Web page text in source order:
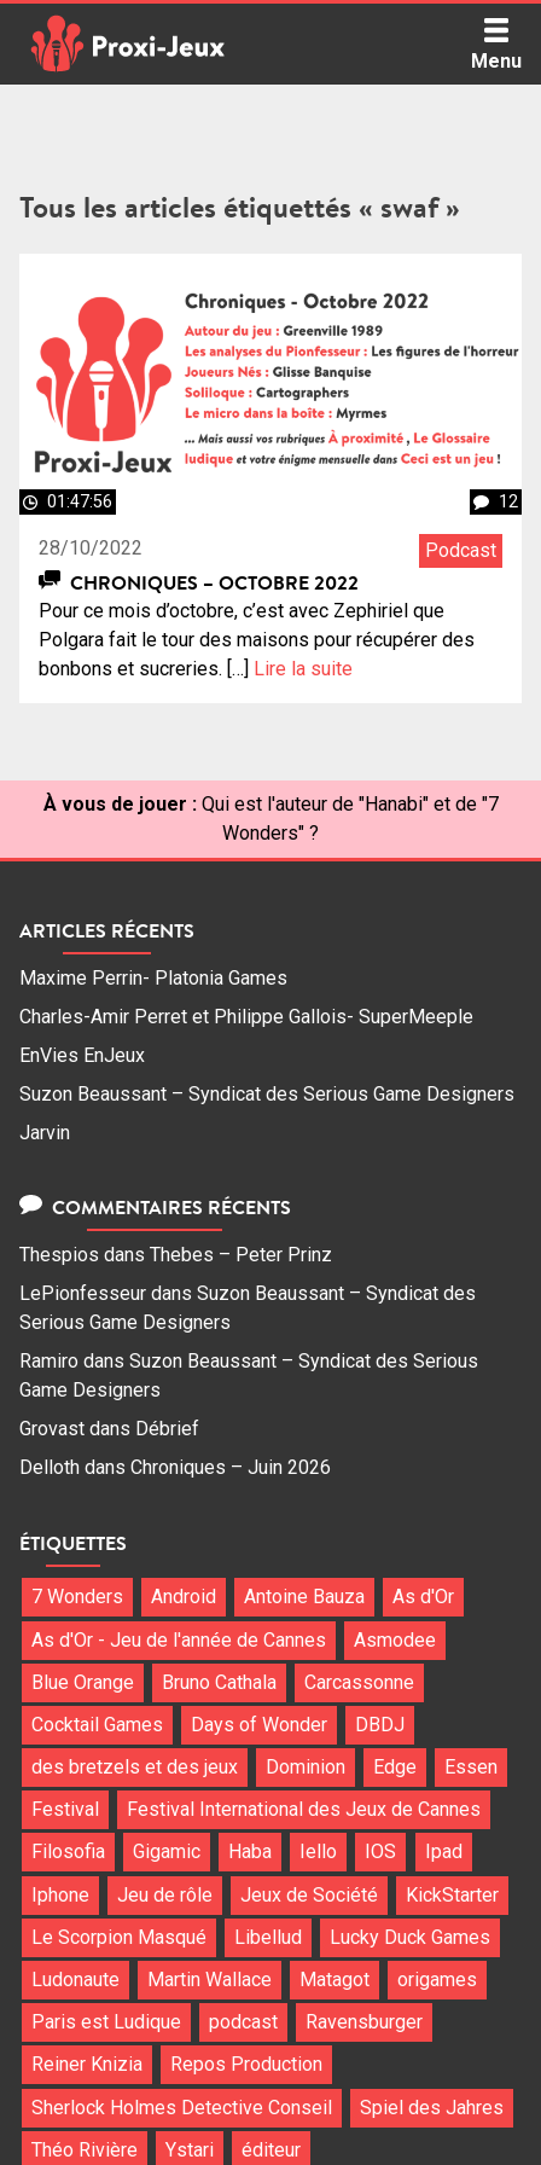
content
Menu
Tous les articles étiquettés « swaf »
01:47:56 12
28/10/2022 Podcast
CHRONIQUES – OCTOBRE 2022
Pour ce mois d’octobre, c’est avec Zephiriel que
Polgara fait le tour des maisons pour récupérer des
bonbons et sucreries. […] Lire la suite
À vous de jouer : Qui est l'auteur de "Hanabi" et de "7
Wonders" ?
ARTICLES RÉCENTS
Maxime Perrin- Platonia Games
Charles-Amir Perret et Philippe Gallois- SuperMeeple
EnVies EnJeux
Suzon Beaussant – Syndicat des Serious Game Designers
Jarvin
COMMENTAIRES RÉCENTS
Thespios dans Thebes – Peter Prinz
LePionfesseur dans Suzon Beaussant – Syndicat des
Serious Game Designers
Ramiro dans Suzon Beaussant – Syndicat des Serious
Game Designers
Grovast dans Débrief
Delloth dans Chroniques – Juin 2026
ÉTIQUETTES
7 Wonders Android Antoine Bauza
As d'Or
As d'Or - Jeu de l'année de Cannes
Asmodee
Blue Orange
Bruno Cathala
Carcassonne
Cocktail Games
Days of Wonder
DBDJ
des bretzels et des jeux
Dominion Edge
Essen
Festival
Festival International des Jeux de Cannes
Filosofia
Gigamic Haba Iello IOS
Ipad
Iphone
Jeu de rôle Jeux de Société
KickStarter
Le Scorpion Masqué
Libellud
Lucky Duck Games
Ludonaute
Martin Wallace Matagot
origames
Paris est Ludique
podcast
Ravensburger
Reiner Knizia
Repos Production
Sherlock Holmes Detective Conseil
Spiel des Jahres
Théo Rivière
Ystari éditeur